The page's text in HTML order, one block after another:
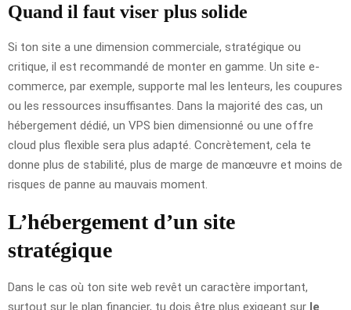
Quand il faut viser plus solide
Si ton site a une dimension commerciale, stratégique ou
critique, il est recommandé de monter en gamme. Un site e-
commerce, par exemple, supporte mal les lenteurs, les coupures
ou les ressources insuffisantes. Dans la majorité des cas, un
hébergement dédié, un VPS bien dimensionné ou une offre
cloud plus flexible sera plus adapté. Concrètement, cela te
donne plus de stabilité, plus de marge de manœuvre et moins de
risques de panne au mauvais moment.
L’hébergement d’un site
stratégique
Dans le cas où ton site web revêt un caractère important,
surtout sur le plan financier, tu dois être plus exigeant sur le